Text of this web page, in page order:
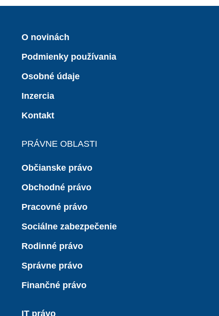
O novinách
Podmienky používania
Osobné údaje
Inzercia
Kontakt
PRÁVNE OBLASTI
Občianske právo
Obchodné právo
Pracovné právo
Sociálne zabezpečenie
Rodinné právo
Správne právo
Finančné právo
IT právo